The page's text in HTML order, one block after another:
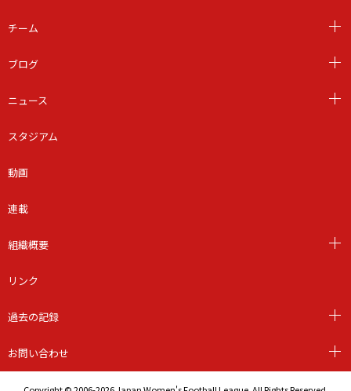
チーム
ブログ
ニュース
スタジアム
動画
連載
組織概要
リンク
過去の記録
お問い合わせ